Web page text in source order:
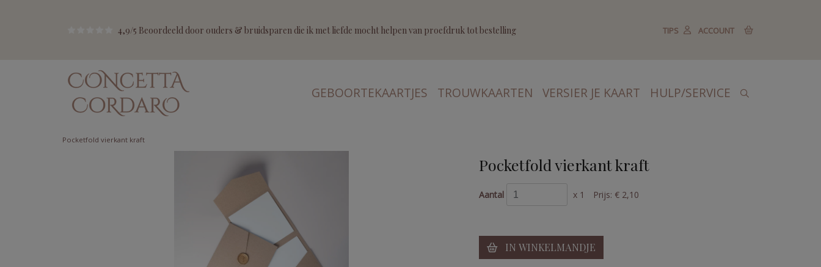
4,9/5 Beoordeeld door ouders & bruidsparen die ik met liefde mocht helpen van proefdruk tot bestelling TIPS ACCOUNT
GEBOORTEKAARTJES TROUWKAARTEN VERSIER JE KAART HULP/SERVICE
Pocketfold vierkant kraft
Pocketfold vierkant kraft
Aantal x 1 Prijs: € 2,10
IN WINKELMANDJE